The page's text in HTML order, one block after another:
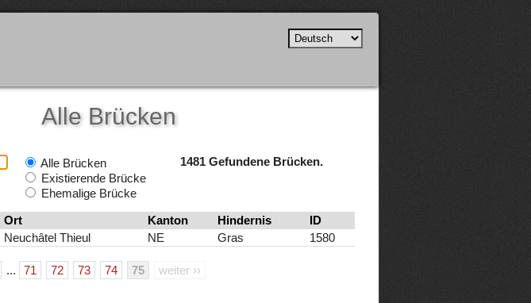
Alle Brücken
Alle Brücken
Existierende Brücke
Ehemalige Brücke
1481 Gefundene Brücken.
Ort Kanton Hindernis
ID
Neuchâtel Thieul NE Gras 1580
... 71 72 73 74 75 weiter ››